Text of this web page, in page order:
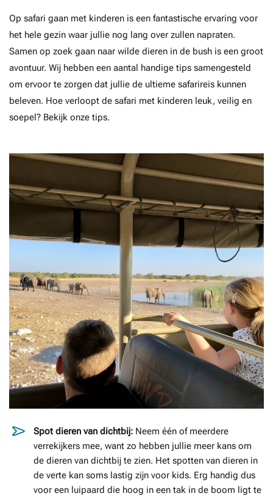
Op safari gaan met kinderen is een fantastische ervaring voor
het hele gezin waar jullie nog lang over zullen napraten.
Samen op zoek gaan naar wilde dieren in de bush is een groot
avontuur. Wij hebben een aantal handige tips samengesteld
om ervoor te zorgen dat jullie de ultieme safarireis kunnen
beleven. Hoe verloopt de safari met kinderen leuk, veilig en
soepel? Bekijk onze tips.
Spot dieren van dichtbij: Neem één of meerdere
verrekijkers mee, want zo hebben jullie meer kans om
de dieren van dichtbij te zien. Het spotten van dieren in
de verte kan soms lastig zijn voor kids. Erg handig dus
voor een luipaard die hoog in een tak in de boom ligt te